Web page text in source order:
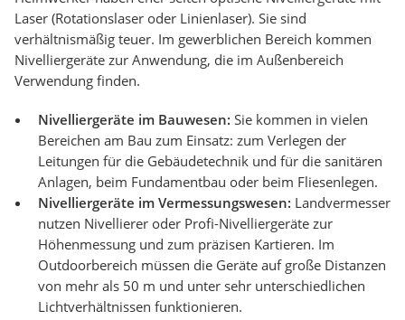
Laser (Rotationslaser oder Linienlaser). Sie sind
verhältnismäßig teuer. Im gewerblichen Bereich kommen
Nivelliergeräte zur Anwendung, die im Außenbereich
Verwendung finden.
Nivelliergeräte im Bauwesen: Sie kommen in vielen
Bereichen am Bau zum Einsatz: zum Verlegen der
Leitungen für die Gebäudetechnik und für die sanitären
Anlagen, beim Fundamentbau oder beim Fliesenlegen.
Nivelliergeräte im Vermessungswesen: Landvermesser
nutzen Nivellierer oder Profi-Nivelliergeräte zur
Höhenmessung und zum präzisen Kartieren. Im
Outdoorbereich müssen die Geräte auf große Distanzen
von mehr als 50 m und unter sehr unterschiedlichen
Lichtverhältnissen funktionieren.